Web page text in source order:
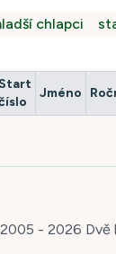
chlapci
Start
Jméno
- 2026 Dvě